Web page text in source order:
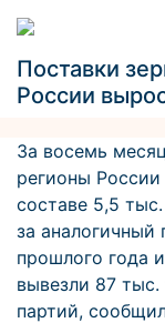
Поставки
России
За восемь
регионы
составе 5,5
за аналогичный
прошлого года
вывезли 87 тыс.
партий,